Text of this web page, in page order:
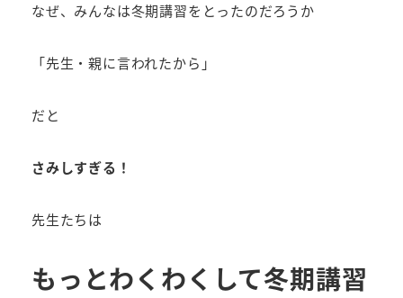
なぜ、みんなは冬期講習をとったのだろうか
「先生・親に言われたから」
だと
さみしすぎる！
先生たちは
もっとわくわくして冬期講習